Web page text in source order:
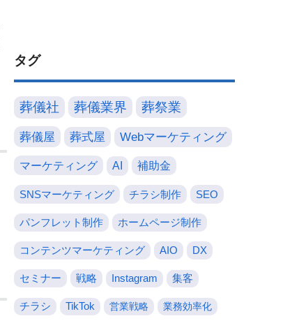
タグ
葬儀社 葬儀業界 葬祭業
葬儀屋 葬式屋 Webマーケティング
マーケティング AI 補助金
SNSマーケティング チラシ制作 SEO
パンフレット制作 ホームページ制作
コンテンツマーケティング AIO DX
セミナー 戦略 Instagram 集客
チラシ TikTok 営業戦略 業務効率化